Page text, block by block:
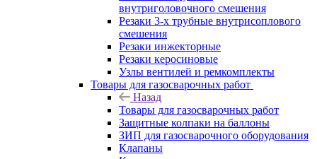
внутриголовочного смешения
Резаки 3-х трубные внутрисоплового
смешения
Резаки инжекторные
Резаки керосиновые
Узлы вентилей и ремкомплекты
Товары для газосварочных работ
Назад
Товары для газосварочных работ
Защитные колпаки на баллоны
ЗИП для газосварочного оборудования
Клапаны